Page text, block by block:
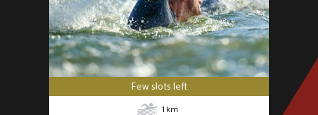
Few slots left
1 km